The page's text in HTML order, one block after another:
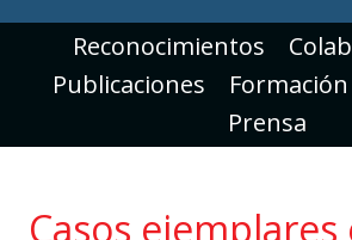
Reconocimientos
Publicaciones
Formación
Prensa
Casos